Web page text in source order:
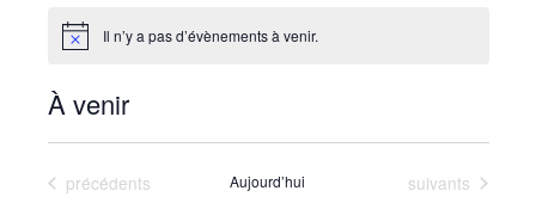
Notice Il n’y a pas d’évènements à venir.
À venir
Sélectionnez
uneÉvènements
précédents Aujourd’hui Évènements
suivants